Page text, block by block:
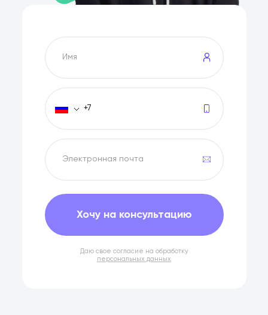
Хочу на консультацию
Даю свое согласие на обработку
персональных данных